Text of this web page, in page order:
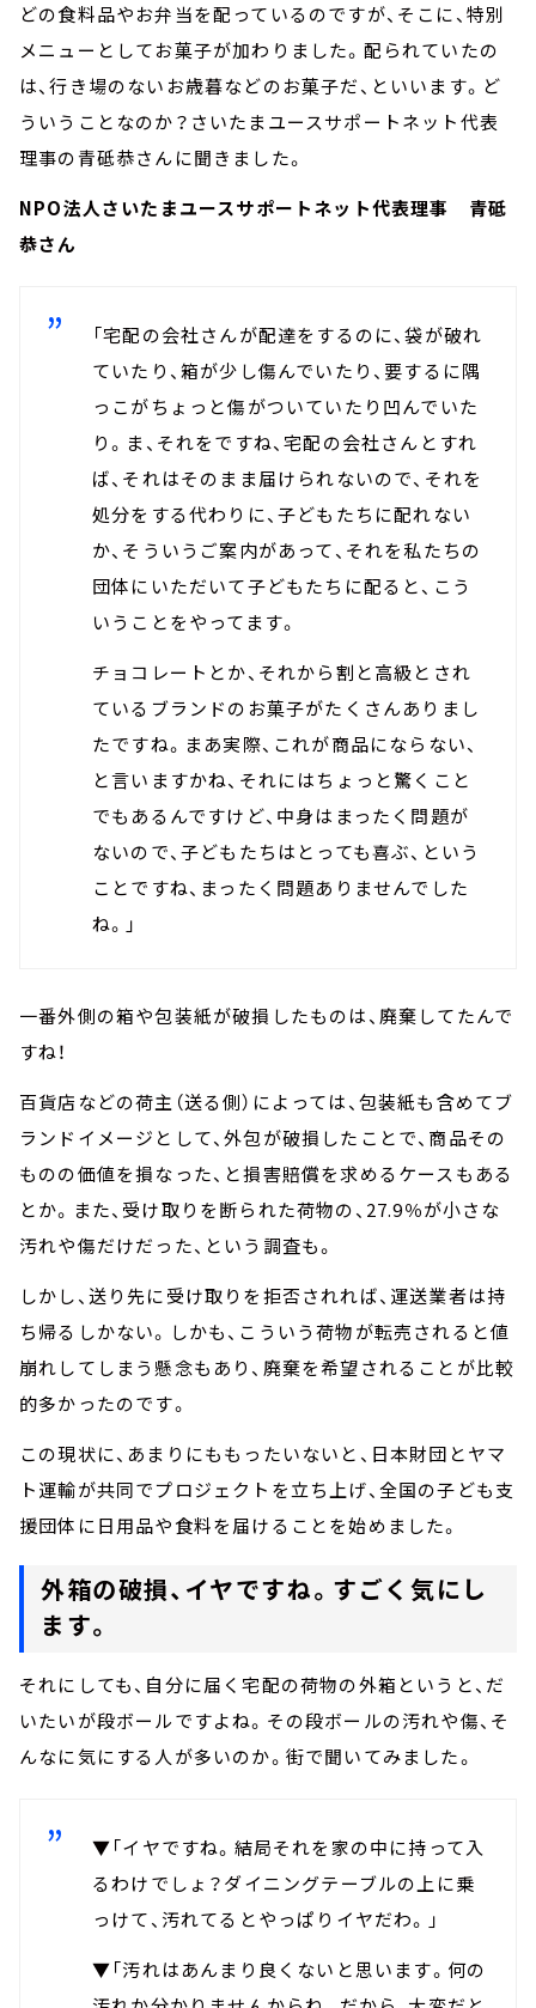
どの食料品やお弁当を配っているのですが、そこに、特別
メニューとしてお菓子が加わりました。配られていたの
は、行き場のないお歳暮などのお菓子だ、といいます。ど
ういうことなのか？さいたまユースサポートネット代表
理事の青砥恭さんに聞きました。
NPO法人さいたまユースサポートネット代表理事 青砥
恭さん
「宅配の会社さんが配達をするのに、袋が破れ
ていたり、箱が少し傷んでいたり、要するに隅
っこがちょっと傷がついていたり凹んでいた
り。ま、それをですね、宅配の会社さんとすれ
ば、それはそのまま届けられないので、それを
処分をする代わりに、子どもたちに配れない
か、そういうご案内があって、それを私たちの
団体にいただいて子どもたちに配ると、こう
いうことをやってます。
チョコレートとか、それから割と高級とされ
ているブランドのお菓子がたくさんありまし
たですね。まあ実際、これが商品にならない、
と言いますかね、それにはちょっと驚くこと
でもあるんですけど、中身はまったく問題が
ないので、子どもたちはとっても喜ぶ、という
ことですね、まったく問題ありませんでした
ね。」
一番外側の箱や包装紙が破損したものは、廃棄してたんで
すね！
百貨店などの荷主（送る側）によっては、包装紙も含めてブ
ランドイメージとして、外包が破損したことで、商品その
ものの価値を損なった、と損害賠償を求めるケースもある
とか。また、受け取りを断られた荷物の、27.9％が小さな
汚れや傷だけだった、という調査も。
しかし、送り先に受け取りを拒否されれば、運送業者は持
ち帰るしかない。しかも、こういう荷物が転売されると値
崩れしてしまう懸念もあり、廃棄を希望されることが比較
的多かったのです。
この現状に、あまりにももったいないと、日本財団とヤマ
ト運輸が共同でプロジェクトを立ち上げ、全国の子ども支
援団体に日用品や食料を届けることを始めました。
外箱の破損、イヤですね。すごく気にし
ます。
それにしても、自分に届く宅配の荷物の外箱というと、だ
いたいが段ボールですよね。その段ボールの汚れや傷、そ
んなに気にする人が多いのか。街で聞いてみました。
▼「イヤですね。結局それを家の中に持って入
るわけでしょ？ダイニングテーブルの上に乗
っけて、汚れてるとやっぱりイヤだわ。」
▼「汚れはあんまり良くないと思います。何の